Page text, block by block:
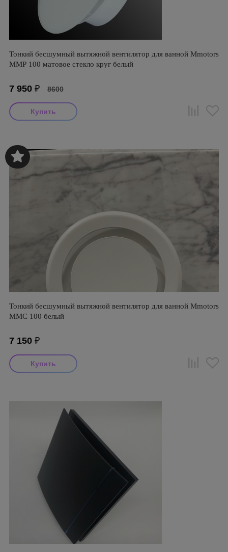
Тонкий бесшумный вытяжной вентилятор для ванной Mmotors
ММР 100 матовое стекло круг белый
7 950 ₽ 8600
Тонкий бесшумный вытяжной вентилятор для ванной Mmotors
ММC 100 белый
7 150 ₽